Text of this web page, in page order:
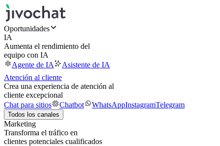
Oportunidades
IA
Aumenta el rendimiento del
equipo con IA
Agente de IA
Asistente de IA
Atención al cliente
Crea una experiencia de atención al
cliente excepcional
Chat para sitios
Chatbot WhatsAppInstagramTelegram
Todos los canales
Marketing
Transforma el tráfico en
clientes potenciales cualificados